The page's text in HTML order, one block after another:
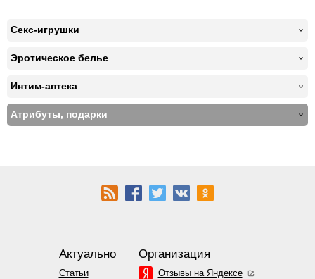
Секс-игрушки
Эротическое белье
Интим-аптека
Атрибуты, подарки
Актуально
Статьи
Организация
Отзывы на Яндексе